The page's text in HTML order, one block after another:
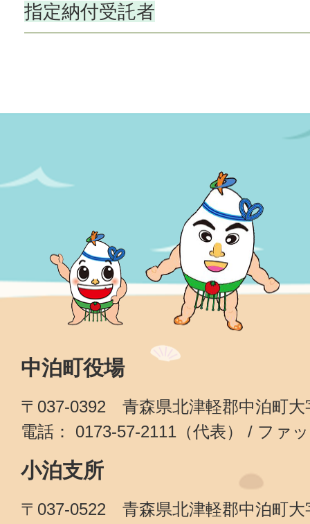
指定納付受託者
中泊町役場
〒037-0392 青森県北津軽郡中泊町大
電話： 0173-57-2111（代表） / ファ
小泊支所
〒037-0522 青森県北津軽郡中泊町大